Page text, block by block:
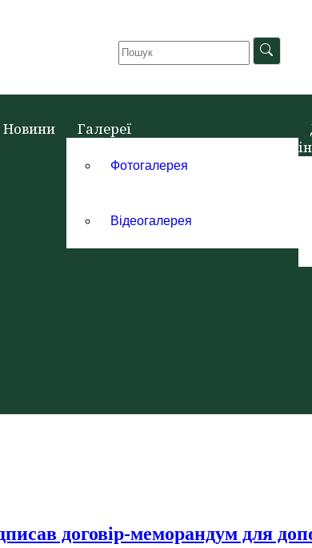
Новини Галереї
Фотогалерея
Відеогалерея
договір-меморандум для